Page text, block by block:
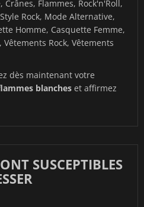
Flammes, Rock'n'Roll,
Rock, Mode Alternative,
Homme, Casquette Femme,
Vêtements Rock, Vêtements
dès maintenant votre
blanches et affirmez
SUSCEPTIBLES